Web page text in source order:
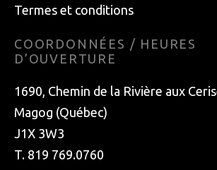
Termes et conditions
COORDONNÉES / HEURES
D’OUVERTURE
1690, Chemin de la Rivière aux
Magog (Québec)
J1X 3W3
T. 819 769.0760